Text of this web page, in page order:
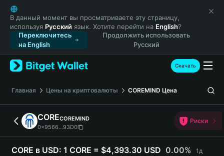
English
日本語
Tiếng Việt
Русский
Español (Latinoamérica)
Türkçe
Français
Deutsch
简体中文
繁體中文
Português (Portugal)
Bahasa Indonesia
В данный момент вы просматриваете эту страницу,
используя Русский язык. Хотите перейти на English?
Переключитесь
на English
Продолжить использовать
Русский
Скачать
Главная Цены на криптовалюты COREMIND Цена
CORECOREMIND
0x9566...93D0
Риски
CORE в USD: 1 CORE = $4,393.30 USD 0.00% 1д